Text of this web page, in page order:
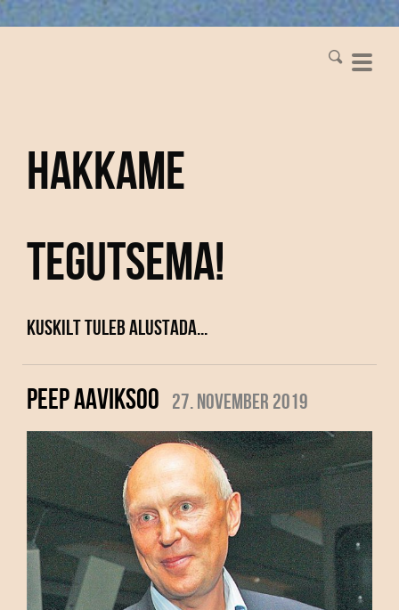
Hakkame
tegutsema!
Kuskilt tuleb alustada...
PEEP AAVIKSOO 27. november 2019